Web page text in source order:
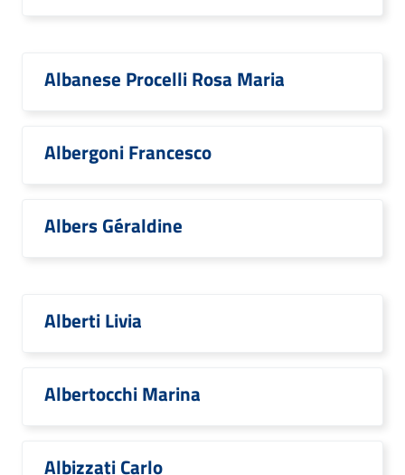
Albanese Procelli Rosa Maria
Albergoni Francesco
Albers Géraldine
Alberti Livia
Albertocchi Marina
Albizzati Carlo